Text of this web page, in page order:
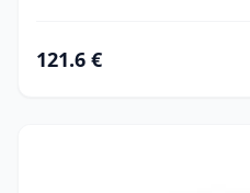
121.6 €